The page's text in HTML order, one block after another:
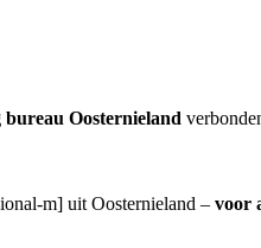
Oosternieland
m] uit Oosternieland – voor